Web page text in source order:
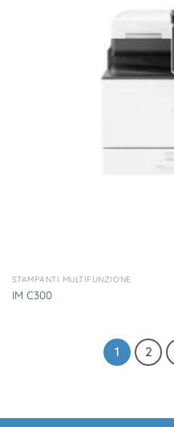
STAMPANTI MULTIFUNZIONE
IM C300
1 2